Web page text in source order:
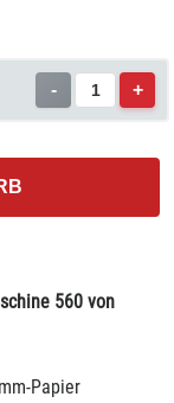
- +
560 von
Papier